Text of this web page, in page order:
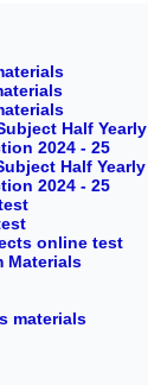
Half
2024 - 25
Half
2024 - 25
online test
Materials
materials